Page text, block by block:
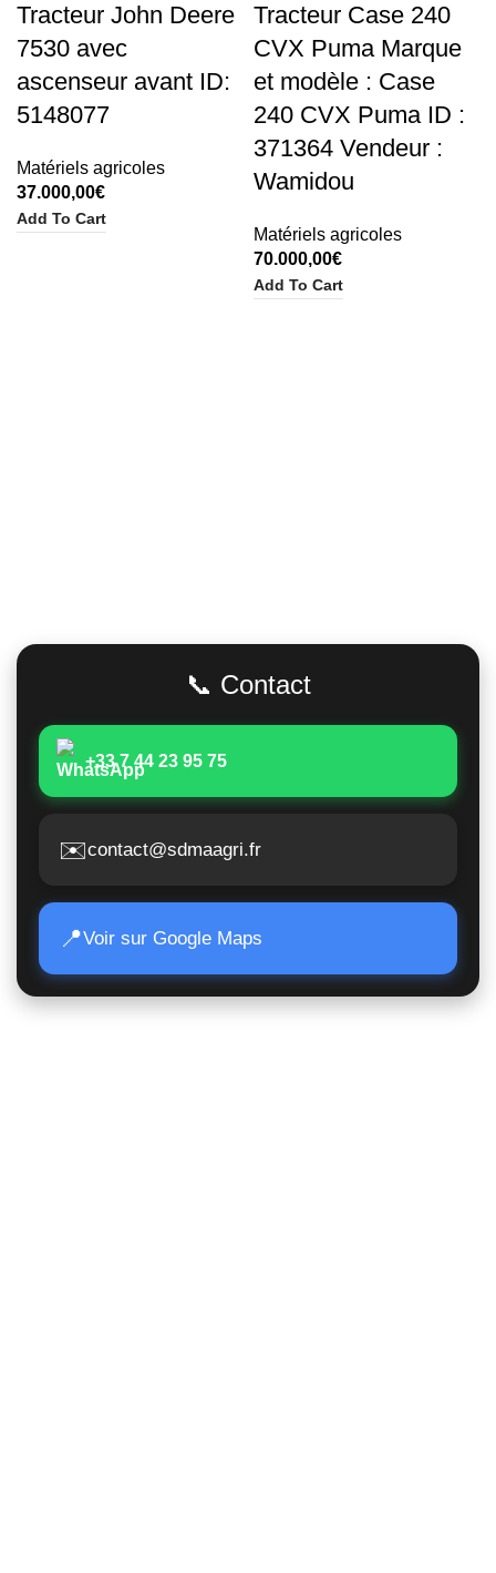
Tracteur John Deere
7530 avec
ascenseur avant ID:
5148077
Matériels agricoles
37.000,00€
Add To Cart
Tracteur Case 240
CVX Puma Marque
et modèle : Case
240 CVX Puma ID :
371364 Vendeur :
Wamidou
Matériels agricoles
70.000,00€
Add To Cart
📞 Contact
+33 7 44 23 95 75
✉️contact@sdmaagri.fr
📍Voir sur Google Maps